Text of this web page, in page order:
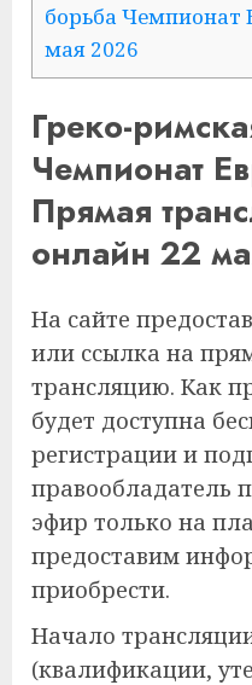
борьба Чемпионат
мая 2026
Греко-
Чемпионат
Прямая
онлайн 22
На сайте
или ссылка на
трансляцию. Как
будет доступна
регистрации и
правообладатель
эфир только на
предоставим
приобрести.
Начало
(квалификации,